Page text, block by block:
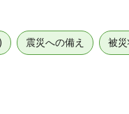
震災への備え 被災